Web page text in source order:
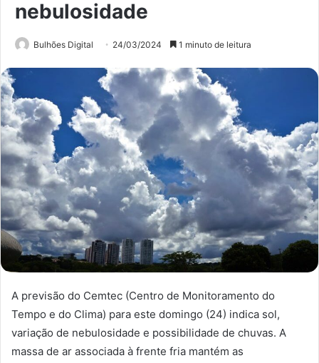
nebulosidade
Bulhões Digital 24/03/2024 1 minuto de leitura
A previsão do Cemtec (Centro de Monitoramento do
Tempo e do Clima) para este domingo (24) indica sol,
variação de nebulosidade e possibilidade de chuvas. A
massa de ar associada à frente fria mantém as